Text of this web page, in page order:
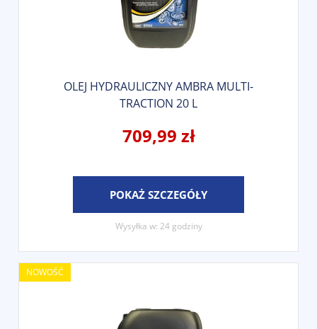
OLEJ HYDRAULICZNY AMBRA MULTI-
TRACTION 20 L
709,99 zł
POKAŻ SZCZEGÓŁY
Wysyłka w: 24 godziny
NOWOŚĆ